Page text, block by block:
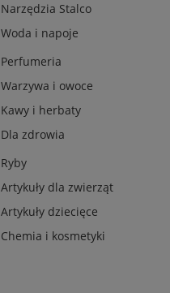
Narzędzia Stalco
Woda i napoje
Perfumeria
Warzywa i owoce
Kawy i herbaty
Dla zdrowia
Ryby
Artykuły dla zwierząt
Artykuły dziecięce
Chemia i kosmetyki